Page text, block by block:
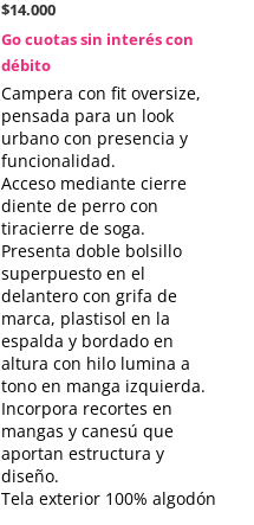
$14.000
Go cuotas sin interés con
débito
Campera con fit oversize,
pensada para un look
urbano con presencia y
funcionalidad.
Acceso mediante cierre
diente de perro con
tiracierre de soga.
Presenta doble bolsillo
superpuesto en el
delantero con grifa de
marca, plastisol en la
espalda y bordado en
altura con hilo lumina a
tono en manga izquierda.
Incorpora recortes en
mangas y canesú que
aportan estructura y
diseño.
Tela exterior 100% algodón